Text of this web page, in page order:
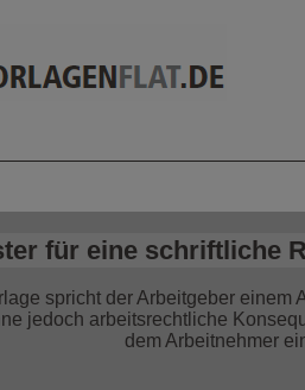
für eine schriftliche
spricht der Arbeitgeber
jedoch arbeitsrechtliche
dem Arbeitnehmer